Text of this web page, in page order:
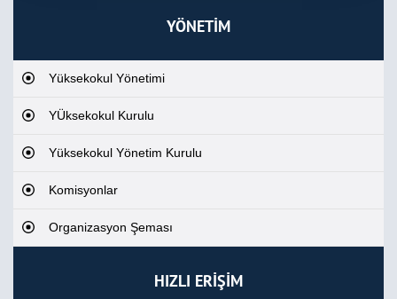
YÖNETİM
Yüksekokul Yönetimi
YÜksekokul Kurulu
Yüksekokul Yönetim Kurulu
Komisyonlar
Organizasyon Şeması
HIZLI ERİŞİM